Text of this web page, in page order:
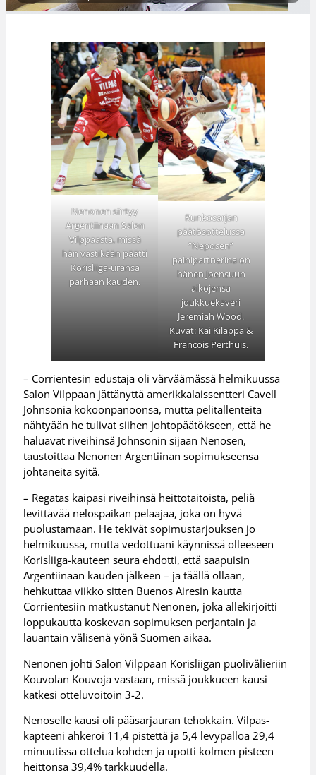
Nenonen siirtyy
Argentiinaan Salon
Vilppaasta, missä
hän vastikään päätti
Korisliiga-uransa
parhaan kauden.
Runkosarjan
päätösottelussa
”Neposen”
painipartnerina on
hänen Joensuun
aikojensa
joukkuekaveri
Jeremiah Wood.
Kuvat: Kai Kilappa &
Francois Perthuis.
– Corrientesin edustaja oli värväämässä helmikuussa
Salon Vilppaan jättänyttä amerikkalaissentteri Cavell
Johnsonia kokoonpanoonsa, mutta pelitallenteita
nähtyään he tulivat siihen johtopäätökseen, että he
haluavat riveihinsä Johnsonin sijaan Nenosen,
taustoittaa Nenonen Argentiinan sopimukseensa
johtaneita syitä.
– Regatas kaipasi riveihinsä heittotaitoista, peliä
levittävää nelospaikan pelaajaa, joka on hyvä
puolustamaan. He tekivät sopimustarjouksen jo
helmikuussa, mutta vedottuani käynnissä olleeseen
Korisliiga-kauteen seura ehdotti, että saapuisin
Argentiinaan kauden jälkeen – ja täällä ollaan,
hehkuttaa viikko sitten Buenos Airesin kautta
Corrientesiin matkustanut Nenonen, joka allekirjoitti
loppukautta koskevan sopimuksen perjantain ja
lauantain välisenä yönä Suomen aikaa.
Nenonen johti Salon Vilppaan Korisliigan puolivälieriin
Kouvolan Kouvoja vastaan, missä joukkueen kausi
katkesi otteluvoitoin 3-2.
Nenoselle kausi oli pääsarjauran tehokkain. Vilpas-
kapteeni ahkeroi 11,4 pistettä ja 5,4 levypalloa 29,4
minuutissa ottelua kohden ja upotti kolmen pisteen
heittonsa 39,4% tarkkuudella.